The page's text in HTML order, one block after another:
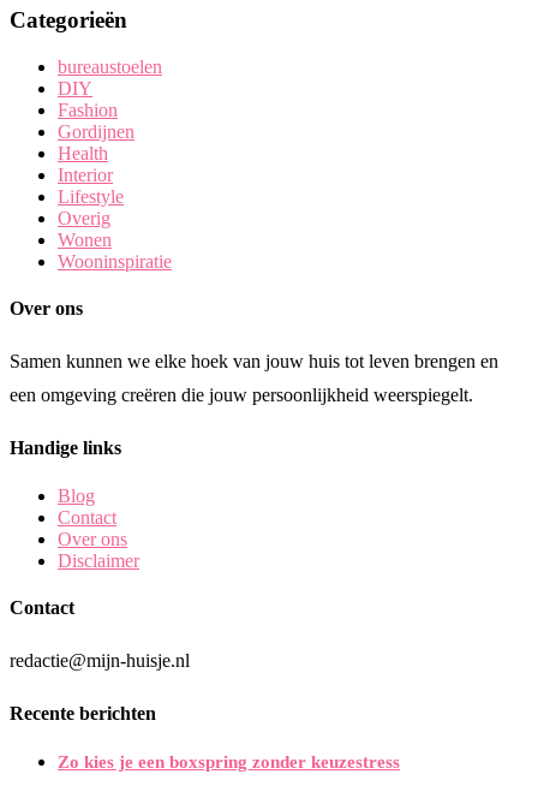
Categorieën
bureaustoelen
DIY
Fashion
Gordijnen
Health
Interior
Lifestyle
Overig
Wonen
Wooninspiratie
Over ons
Samen kunnen we elke hoek van jouw huis tot leven brengen en
een omgeving creëren die jouw persoonlijkheid weerspiegelt.
Handige links
Blog
Contact
Over ons
Disclaimer
Contact
redactie@mijn-huisje.nl
Recente berichten
Zo kies je een boxspring zonder keuzestress